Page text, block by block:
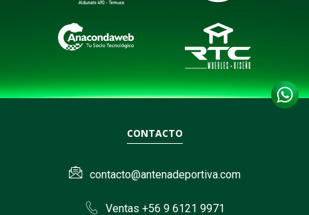
CONTACTO
contacto@antenadeportiva.com
Ventas +56 9 6121 9971